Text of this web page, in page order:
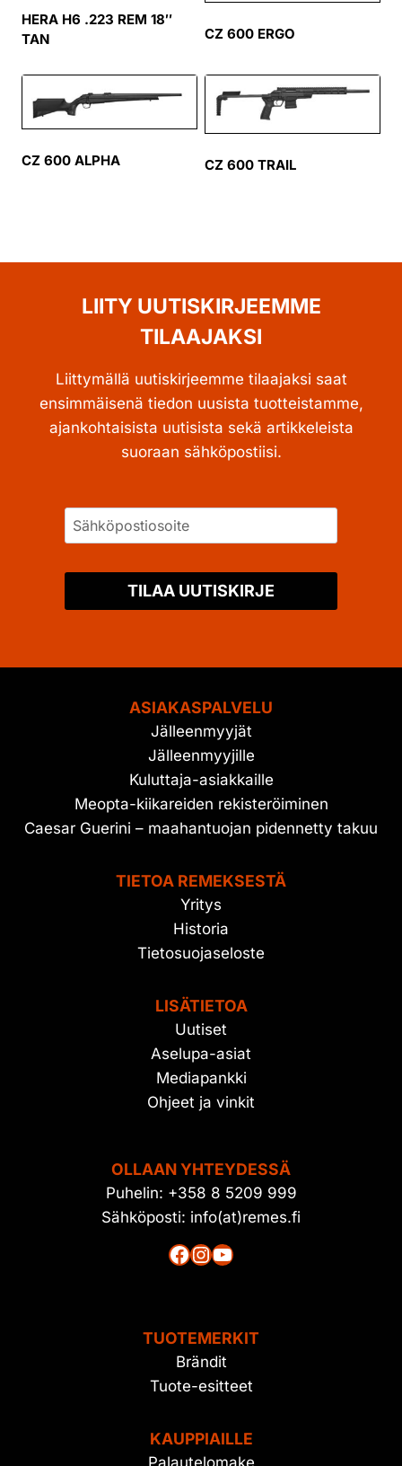
HERA H6 .223 REM 18″
TAN
CZ 600 ERGO
CZ 600 ALPHA CZ 600 TRAIL
LIITY UUTISKIRJEEMME
TILAAJAKSI
Liittymällä uutiskirjeemme tilaajaksi saat
ensimmäisenä tiedon uusista tuotteistamme,
ajankohtaisista uutisista sekä artikkeleista
suoraan sähköpostiisi.
TILAA UUTISKIRJE
ASIAKASPALVELU
Jälleenmyyjät
Jälleenmyyjille
Kuluttaja-asiakkaille
Meopta-kiikareiden rekisteröiminen
Caesar Guerini – maahantuojan pidennetty takuu
TIETOA REMEKSESTÄ
Yritys
Historia
Tietosuojaseloste
LISÄTIETOA
Uutiset
Aselupa-asiat
Mediapankki
Ohjeet ja vinkit
OLLAAN YHTEYDESSÄ
Puhelin: +358 8 5209 999
Sähköposti: info(at)remes.fi
Facebook
Instagram
YouTube
TUOTEMERKIT
Brändit
Tuote-esitteet
KAUPPIAILLE